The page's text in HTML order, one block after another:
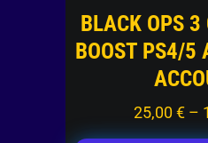
BLACK OPS 3
BOOST PS4/5
25,00 € –